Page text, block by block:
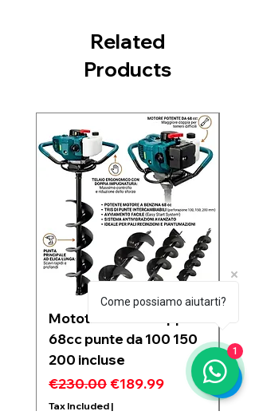
Related
Products
Mototrivella a scoppio
68cc punte da 100 150
200 incluse
Regular Price
€230.00 Sale Price
€189.99
Tax Included |
Come possiamo aiutarti?
1